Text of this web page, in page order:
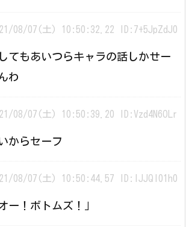
08/07(土) 10:50:32.22 ID:7+5JpZdJ0
てもあいつらキャラの話しかせー
わ
08/07(土) 10:50:39.20 ID:Vzd4N6OLr
からセーフ
08/07(土) 10:50:44.57 ID:lJJQl01h0
ー！ボトムズ！」